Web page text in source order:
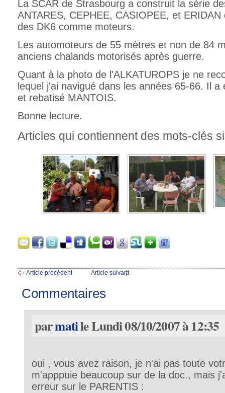
La SCAR de Strasbourg a construit la série
ANTARES, CEPHEE, CASIOPEE, et
des DK6 comme moteurs.
Les automoteurs de 55 mètres et non de 84
anciens chalands motorisés après guerre.
Quant à la photo de l'ALKATUROPS je ne
lequel j'ai navigué dans les années 65-66. Il
et rebatisé MANTOIS.
Bonne lecture.
Articles qui contiennent des mots-clés
Article précédent Article suivant
Commentaires
parmatile Lundi 08/10/2007 à 12:35
oui , vous avez raison, je n'ai pas toute
m'apppuie beaucoup sur de la doc., mais
erreur sur le PARENTIS :